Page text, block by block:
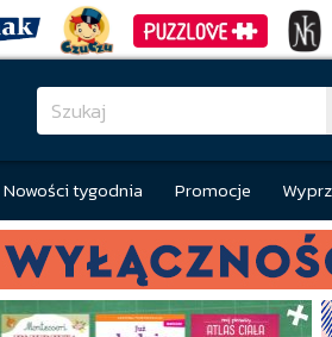
Nowości tygodnia Promocje